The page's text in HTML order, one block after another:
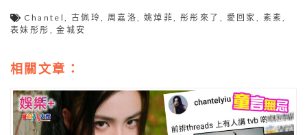
Chantel,古佩玲,周嘉洛,姚焯菲,彤彤來了 , 愛回家 , 素素,
表妹彤彤 ,金城安
相關文章：